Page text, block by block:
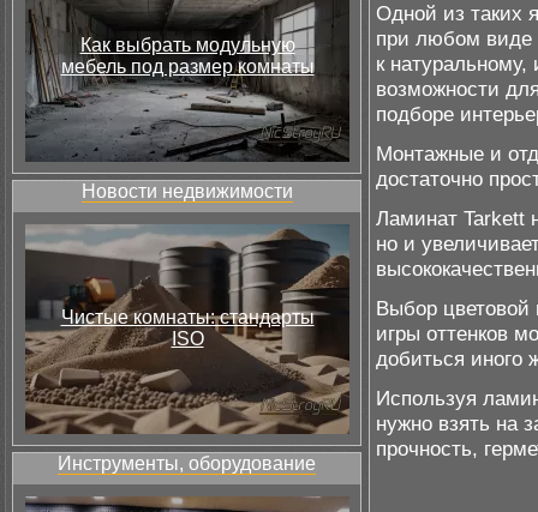
Как выбрать модульную
мебель под размер комнаты
Новости недвижимости
Чистые комнаты: стандарты
ISO
Инструменты, оборудование
Одной из таких
при любом виде
к
возможности
подборе
Монтажные и
достаточно
Ламинат Tarkett
но и
Выбор
игры оттенков
добиться иного
Используя
нужно взять на
прочность,